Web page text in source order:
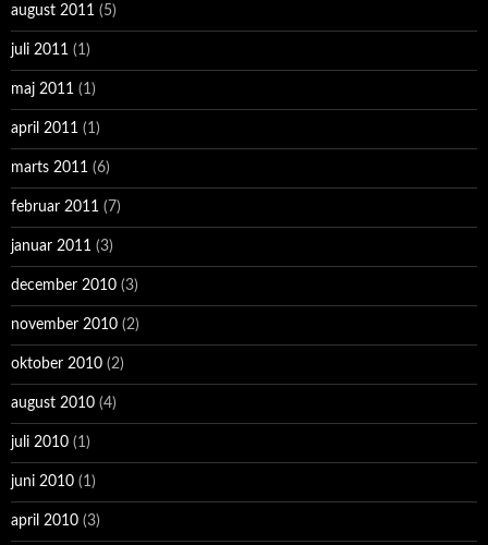
august 2011 (5)
juli 2011 (1)
maj 2011 (1)
april 2011 (1)
marts 2011 (6)
februar 2011 (7)
januar 2011 (3)
december 2010 (3)
november 2010 (2)
oktober 2010 (2)
august 2010 (4)
juli 2010 (1)
juni 2010 (1)
april 2010 (3)